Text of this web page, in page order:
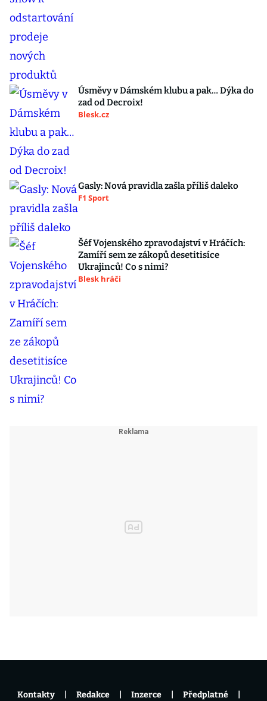
Úsměvy v Dámském klubu a pak… Dýka do
zad od Decroix!
Blesk.cz
Gasly: Nová pravidla zašla příliš daleko
F1 Sport
Šéf Vojenského zpravodajství v Hráčích:
Zamíří sem ze zákopů desetitisíce
Ukrajinců! Co s nimi?
Blesk hráči
Kontakty Redakce Inzerce Předplatné